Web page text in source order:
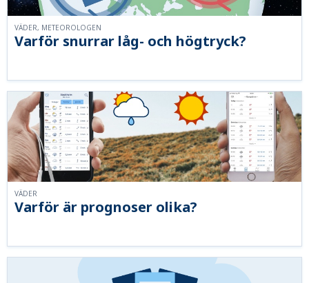
Varför snurrar låg- och högtryck?
VÄDER, METEOROLOGEN
Varför är prognoser olika?
VÄDER